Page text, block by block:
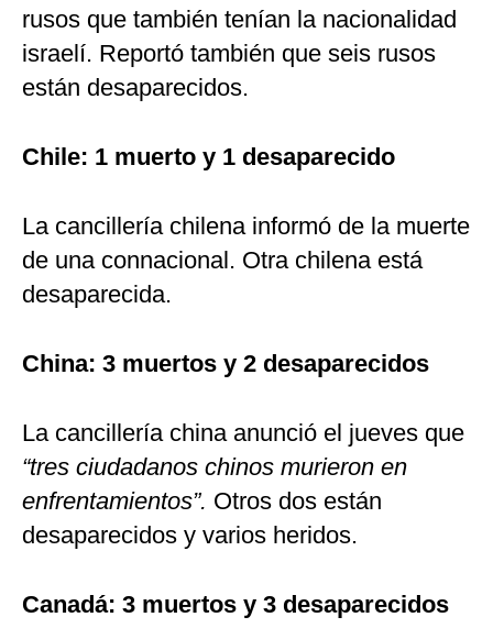
rusos que también tenían la nacionalidad
israelí. Reportó también que seis rusos
están desaparecidos.
Chile: 1 muerto y 1 desaparecido
La cancillería chilena informó de la muerte
de una connacional. Otra chilena está
desaparecida.
China: 3 muertos y 2 desaparecidos
La cancillería china anunció el jueves que
“tres ciudadanos chinos murieron en
enfrentamientos”. Otros dos están
desaparecidos y varios heridos.
Canadá: 3 muertos y 3 desaparecidos